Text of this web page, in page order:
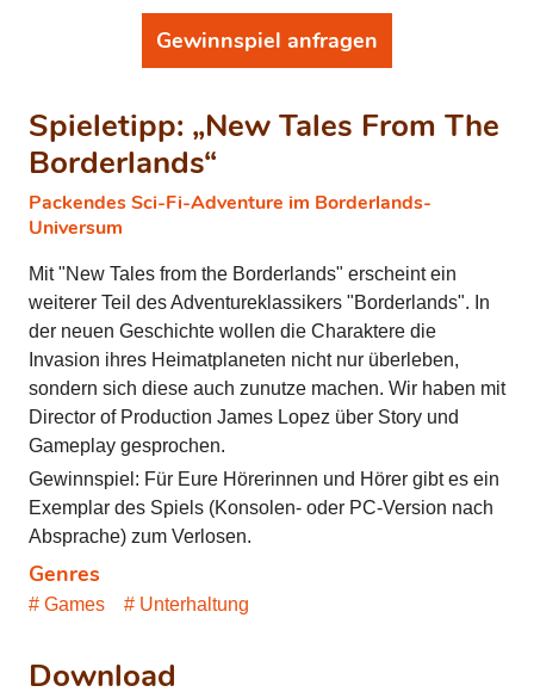
Gewinnspiel anfragen
Spieletipp: „New Tales From The
Borderlands“
Packendes Sci-Fi-Adventure im Borderlands-
Universum
Mit "New Tales from the Borderlands" erscheint ein
weiterer Teil des Adventureklassikers "Borderlands". In
der neuen Geschichte wollen die Charaktere die
Invasion ihres Heimatplaneten nicht nur überleben,
sondern sich diese auch zunutze machen. Wir haben mit
Director of Production James Lopez über Story und
Gameplay gesprochen.
Gewinnspiel: Für Eure Hörerinnen und Hörer gibt es ein
Exemplar des Spiels (Konsolen- oder PC-Version nach
Absprache) zum Verlosen.
Genres
Games Unterhaltung
Download